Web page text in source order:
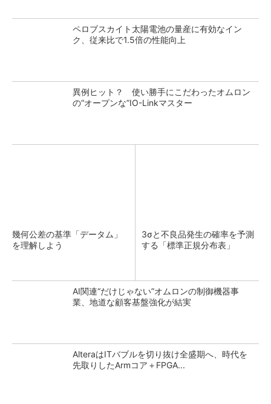
ペロブスカイト太陽電池の量産に有効なイン
ク、従来比で1.5倍の性能向上
異例ヒット？ 使い勝手にこだわったオムロン
の“オープンな”IO-Linkマスター
幾何公差の基準「データム」
を理解しよう
3σと不良品発生の確率を予測
する「標準正規分布表」
AI関連“だけじゃない”オムロンの制御機器事
業、地道な顧客基盤強化が結実
AlteraはITバブルを切り抜け全盛期へ、時代を
先取りしたArmコア＋FPGA...